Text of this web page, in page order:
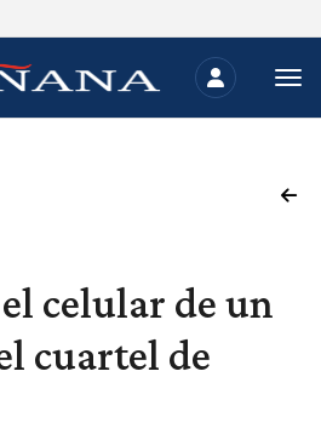
celular de un
cuartel de